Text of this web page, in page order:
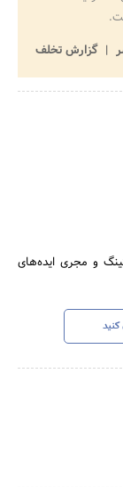
گزارش تخلف
و مجری ایده‌های
کنید